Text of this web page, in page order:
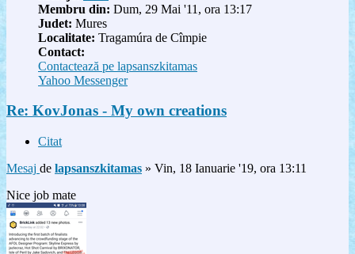
Membru din: Dum, 29 Mai '11, ora 13:17
Judet: Mures
Localitate: Tragamúra de Cîmpie
Contact:
Contactează pe lapsanszkitamas
Yahoo Messenger
Re: KovJonas - My own creations
Citat
Mesaj de lapsanszkitamas » Vin, 18 Ianuarie '19, ora 13:11
Nice job mate